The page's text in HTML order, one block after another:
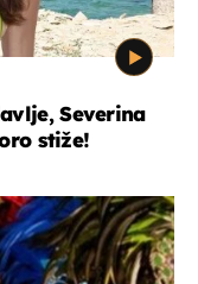
Severina
stiže!